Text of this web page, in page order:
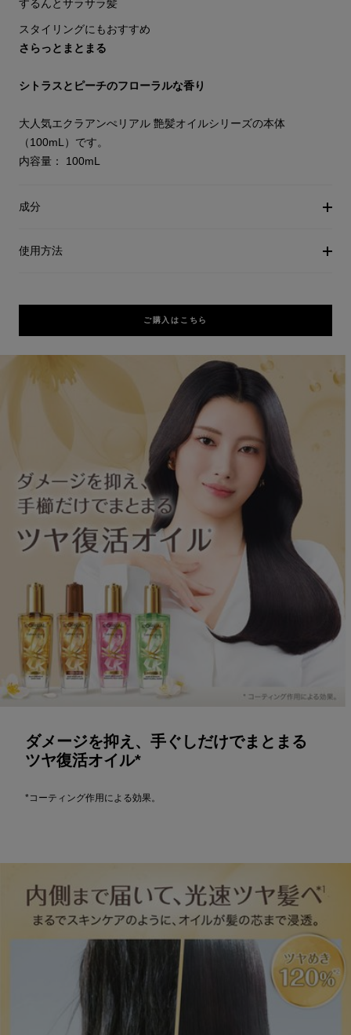
するんとサラサラ髪
スタイリングにもおすすめ
さらっとまとまる
シトラスとピーチのフローラルな香り
大人気エクラアンぺリアル 艶髪オイルシリーズの本体
（100mL）です。
内容量： 100mL
成分
使用方法
ご購入はこちら
ダメージを抑え、手ぐしだけでまとまる
ツヤ復活オイル*
*コーティング作用による効果。